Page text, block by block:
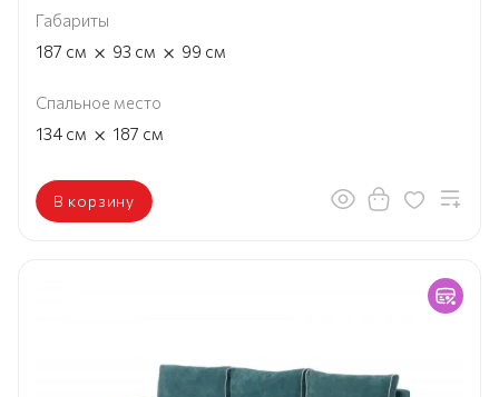
Габариты
187 см × 93 см × 99 см
Спальное место
134 см × 187 см
В корзину